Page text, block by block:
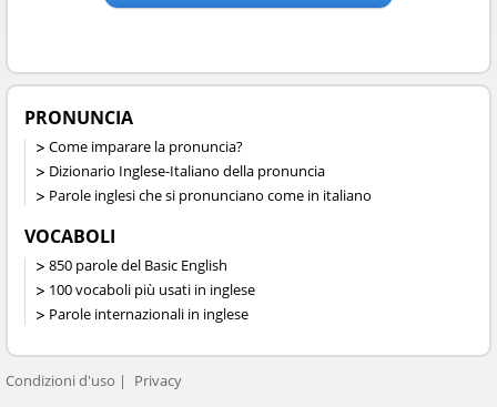
PRONUNCIA
Come imparare la pronuncia?
Dizionario Inglese-Italiano della pronuncia
Parole inglesi che si pronunciano come in italiano
VOCABOLI
850 parole del Basic English
100 vocaboli più usati in inglese
Parole internazionali in inglese
Condizioni d'uso
Privacy